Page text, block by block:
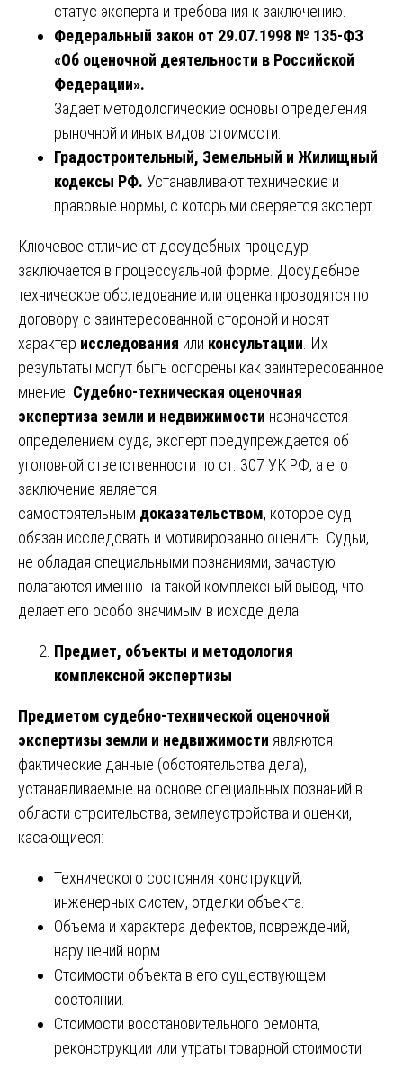
статус эксперта и требования к заключению.
Федеральный закон от 29.07.1998 № 135-ФЗ
«Об оценочной деятельности в Российской
Федерации».
Задает методологические основы определения
рыночной и иных видов стоимости.
Градостроительный, Земельный и Жилищный
кодексы РФ. Устанавливают технические и
правовые нормы, с которыми сверяется эксперт.
Ключевое отличие от досудебных процедур
заключается в процессуальной форме. Досудебное
техническое обследование или оценка проводятся по
договору с заинтересованной стороной и носят
характер исследования или консультации . Их
результаты могут быть оспорены как заинтересованное
мнение. Судебно-техническая оценочная
экспертиза земли и недвижимости назначается
определением суда, эксперт предупреждается об
уголовной ответственности по ст. 307 УК РФ, а его
заключение является
самостоятельным доказательством, которое суд
обязан исследовать и мотивированно оценить. Судьи,
не обладая специальными познаниями, зачастую
полагаются именно на такой комплексный вывод, что
делает его особо значимым в исходе дела.
Предмет, объекты и методология
комплексной экспертизы
Предметом судебно-технической оценочной
экспертизы земли и недвижимости являются
фактические данные (обстоятельства дела),
устанавливаемые на основе специальных познаний в
области строительства, землеустройства и оценки,
касающиеся:
Технического состояния конструкций,
инженерных систем, отделки объекта.
Объема и характера дефектов, повреждений,
нарушений норм.
Стоимости объекта в его существующем
состоянии.
Стоимости восстановительного ремонта,
реконструкции или утраты товарной стоимости.